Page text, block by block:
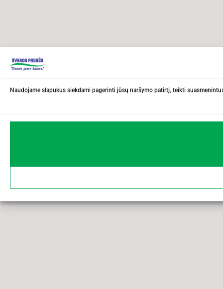
Naudojame slapukus siekdami pagerinti jūsų naršymo patirtį, teikti